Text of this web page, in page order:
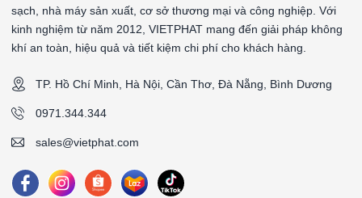
sạch, nhà máy sản xuất, cơ sở thương mại và công nghiệp. Với
kinh nghiệm từ năm 2012, VIETPHAT mang đến giải pháp không
khí an toàn, hiệu quả và tiết kiệm chi phí cho khách hàng.
TP. Hồ Chí Minh, Hà Nội, Cần Thơ, Đà Nẵng, Bình Dương
0971.344.344
sales@vietphat.com